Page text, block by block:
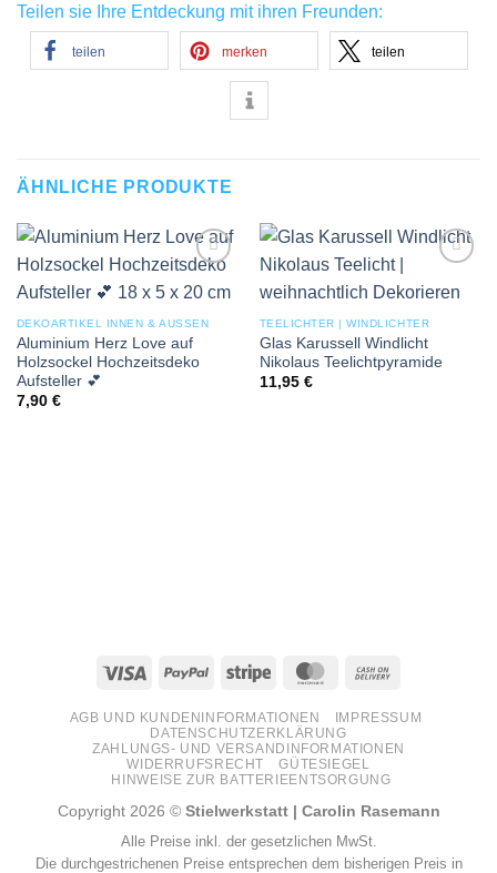
Teilen sie Ihre Entdeckung mit ihren Freunden:
teilen merken teilen
ÄHNLICHE PRODUKTE
wishlist
DEKOARTIKEL INNEN & AUSSEN
Aluminium Herz Love auf
Holzsockel Hochzeitsdeko
Aufsteller 💕
7,90 €
wishlist
TEELICHTER | WINDLICHTER
Glas Karussell Windlicht
Nikolaus Teelichtpyramide
11,95 €
Visa PayPal Stripe MasterCard
Delivery
AGB UND KUNDENINFORMATIONEN
IMPRESSUM
DATENSCHUTZERKLÄRUNG
ZAHLUNGS- UND VERSANDINFORMATIONEN
WIDERRUFSRECHT
GÜTESIEGEL
HINWEISE ZUR BATTERIEENTSORGUNG
Copyright 2026 © Stielwerkstatt | Carolin Rasemann
Alle Preise inkl. der gesetzlichen MwSt.
Die durchgestrichenen Preise entsprechen dem bisherigen Preis in